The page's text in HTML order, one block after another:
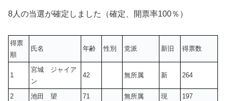
8人の当選が確定しました（確定、開票率100％）
得票
順
氏名 年齢 性別 党派 新旧 得票数
1
宮城 ジャイア
ン
42 無所属 新 264
2 池田 望 71 無所属 現
197